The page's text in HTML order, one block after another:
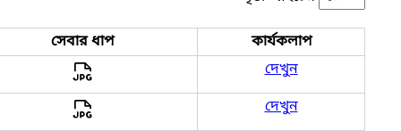
সেবার ধাপ
কার্যকলাপ
দেখুন
দেখুন